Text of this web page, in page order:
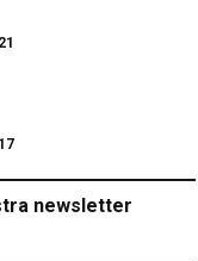
newsletter